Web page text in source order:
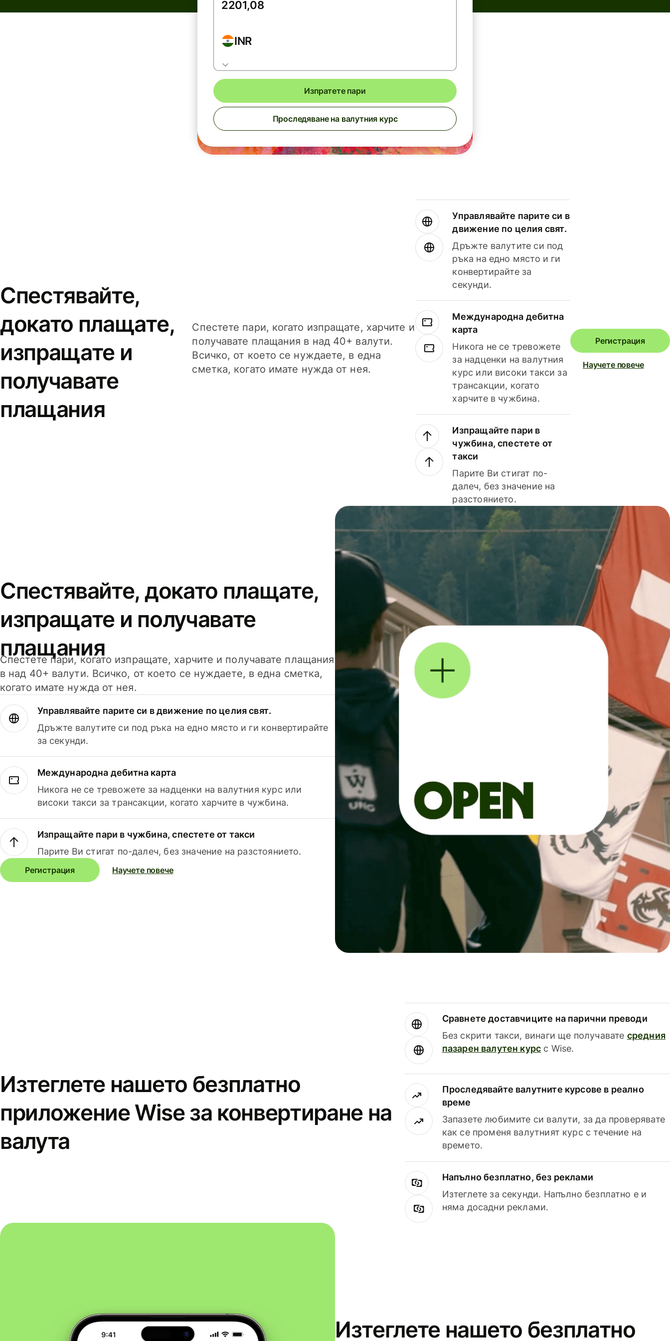
INR
Изпратете пари
Проследяване на валутния курс
Спестявайте,
докато плащате,
изпращате и
получавате
плащания
Спестете пари, когато изпращате, харчите и
получавате плащания в над 40+ валути.
Всичко, от което се нуждаете, в една
сметка, когато имате нужда от нея.
Управлявайте парите си в
движение по целия свят.
Дръжте валутите си под
ръка на едно място и ги
конвертирайте за
секунди.
Международна дебитна
карта
Никога не се тревожете
за надценки на валутния
курс или високи такси за
трансакции, когато
харчите в чужбина.
Изпращайте пари в
чужбина, спестете от
такси
Парите Ви стигат по-
далеч, без значение на
разстоянието.
Регистрация
Научете повече
Спестявайте, докато плащате,
изпращате и получавате
плащания
Спестете пари, когато изпращате, харчите и получавате плащания
в над 40+ валути. Всичко, от което се нуждаете, в една сметка,
когато имате нужда от нея.
Управлявайте парите си в движение по целия свят.
Дръжте валутите си под ръка на едно място и ги конвертирайте
за секунди.
Международна дебитна карта
Никога не се тревожете за надценки на валутния курс или
високи такси за трансакции, когато харчите в чужбина.
Изпращайте пари в чужбина, спестете от такси
Парите Ви стигат по-далеч, без значение на разстоянието.
Регистрация Научете повече
Изтеглете нашето безплатно
приложение Wise за конвертиране на
валута
Сравнете доставчиците на парични преводи
Без скрити такси, винаги ще получавате средния
пазарен валутен курс с Wise.
Проследявайте валутните курсове в реално
време
Запазете любимите си валути, за да проверявате
как се променя валутният курс с течение на
времето.
Напълно безплатно, без реклами
Изтеглете за секунди. Напълно безплатно е и
няма досадни реклами.
Изтеглете нашето безплатно